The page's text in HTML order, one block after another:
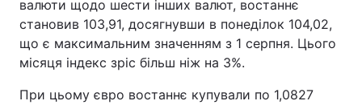
валюти щодо шести інших валют, востаннє
становив 103,91, досягнувши в понеділок 104,02,
що є максимальним значенням з 1 серпня. Цього
місяця індекс зріс більш ніж на 3%.
При цьому євро востаннє купували по 1,0827